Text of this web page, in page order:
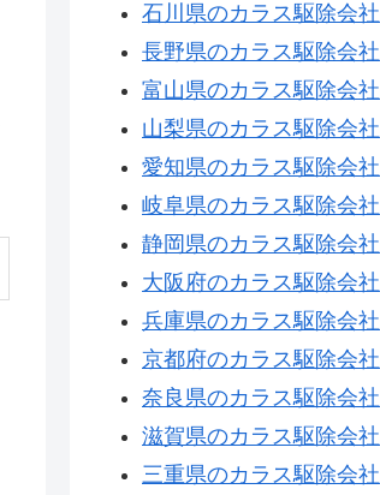
石川県のカラス駆除会社
長野県のカラス駆除会社
富山県のカラス駆除会社
山梨県のカラス駆除会社
愛知県のカラス駆除会社
岐阜県のカラス駆除会社
静岡県のカラス駆除会社
大阪府のカラス駆除会社
兵庫県のカラス駆除会社
京都府のカラス駆除会社
奈良県のカラス駆除会社
滋賀県のカラス駆除会社
三重県のカラス駆除会社